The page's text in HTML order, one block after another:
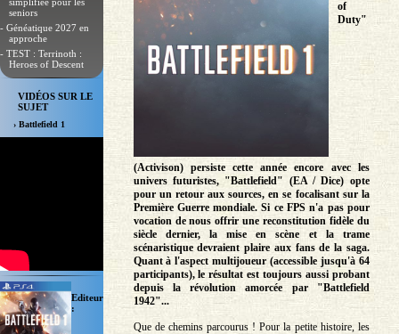
seniors
- Généatique 2027 en
approche
- TEST : Terrinoth :
Heroes of Descent
VIDÉOS SUR LE
SUJET
› Battlefield 1
Editeur
:
of
Duty"
(Activison) persiste cette année encore avec les
univers futuristes, "Battlefield" (EA / Dice) opte
pour un retour aux sources, en se focalisant sur la
Première Guerre mondiale. Si ce FPS n'a pas pour
vocation de nous offrir une reconstitution fidèle du
siècle dernier, la mise en scène et la trame
scénaristique devraient plaire aux fans de la saga.
Quant à l'aspect multijoueur (accessible jusqu'à 64
participants), le résultat est toujours aussi probant
depuis la révolution amorcée par "Battlefield
1942"...
Que de chemins parcourus ! Pour la petite histoire, les